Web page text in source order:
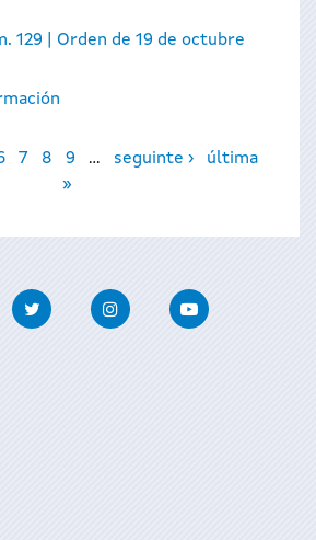
129 | Orden de 19 de octubre
7 8 9 … seguinte ›
última
»
Twitter InstagramYoutube